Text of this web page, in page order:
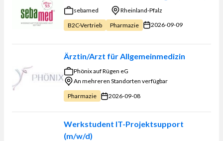
sebamed
Rheinland-Pfalz
B2C-Vertrieb
Pharmazie 2026-09-09
Ärztin/Arzt für Allgemeinmedizin
Phönix auf Rügen eG
An mehreren Standorten verfügbar
Pharmazie
2026-09-08
Werkstudent IT-Projektsupport
(m/w/d)